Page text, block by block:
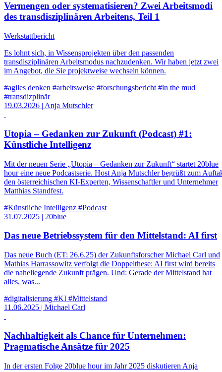
Vermengen oder systematisieren? Zwei Arbeitsmodi
des transdisziplinären Arbeitens, Teil 1
Werkstattbericht
Es lohnt sich, in Wissensprojekten über den passenden
transdisziplinären Arbeitsmodus nachzudenken. Wir haben jetzt zwei
im Angebot, die Sie projektweise wechseln können.
#agiles denken #arbeitsweise #forschungsbericht #in the mud
#transdizplinär
19.03.2026 | Anja Mutschler
Utopia – Gedanken zur Zukunft (Podcast) #1:
Künstliche Intelligenz
Mit der neuen Serie „Utopia – Gedanken zur Zukunft“ startet 20blue
hour eine neue Podcastserie. Host Anja Mutschler begrüßt zum
den österreichischen KI-Experten, Wissenschaftler und Unternehmer
Matthias Standfest.
#Künstliche Intelligenz #Podcast
31.07.2025 | 20blue
Das neue Betriebssystem für den Mittelstand: AI first
Das neue Buch (ET: 26.6.25) der Zukunftsforscher Michael Carl und
Mathias Harrassowitz verfolgt die Doppelthese: AI first wird bereits
die naheliegende Zukunft prägen. Und: Gerade der Mittelstand hat
alles, was...
#digitalisierung #KI #Mittelstand
11.06.2025 | Michael Carl
Nachhaltigkeit als Chance für Unternehmen:
Pragmatische Ansätze für 2025
In der ersten Folge 20blue hour im Jahr 2025 diskutieren Anja